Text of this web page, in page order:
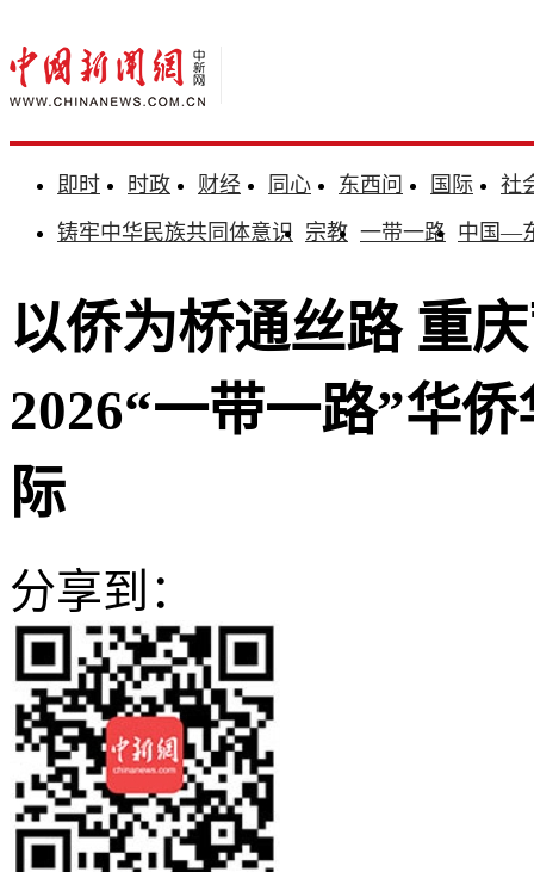
即时 时政 财经 同心 东西问 国际
社
铸牢中华民族共同体意识 宗教 一带一路 中国—
以侨为桥通丝路 重
2026“一带一路”华
际
分享到：